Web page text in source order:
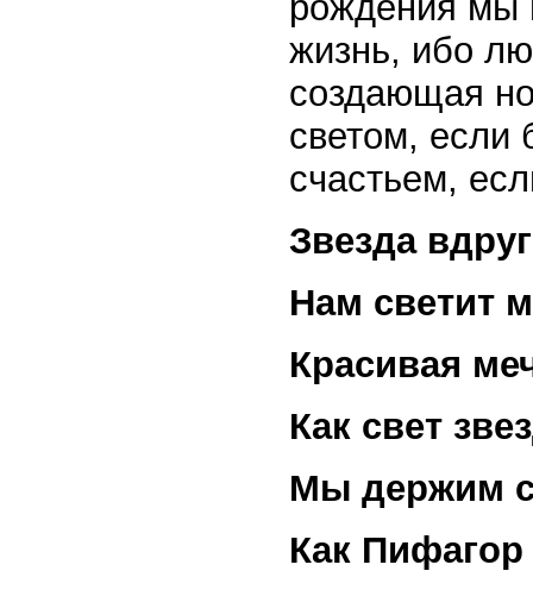
жизнь, ибо
создающая
светом, если
счастьем,
Звезда
Нам светит
Красивая
Как свет
Мы держим
Как